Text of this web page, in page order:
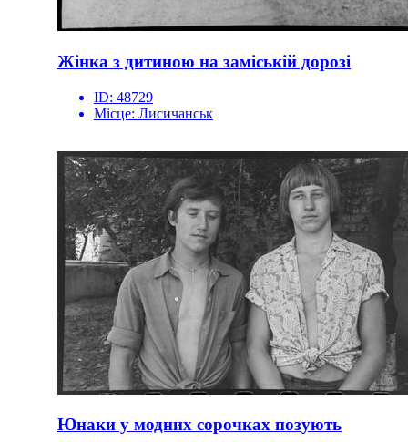
Жінка з дитиною на заміській дорозі
ID: 48729
Місце: Лисичанськ
Юнаки у модних сорочках позують